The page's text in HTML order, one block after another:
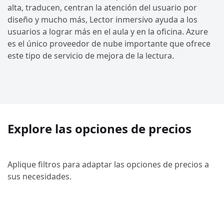
alta, traducen, centran la atención del usuario por
diseño y mucho más, Lector inmersivo ayuda a los
usuarios a lograr más en el aula y en la oficina. Azure
es el único proveedor de nube importante que ofrece
este tipo de servicio de mejora de la lectura.
Explore las opciones de precios
Aplique filtros para adaptar las opciones de precios a
sus necesidades.